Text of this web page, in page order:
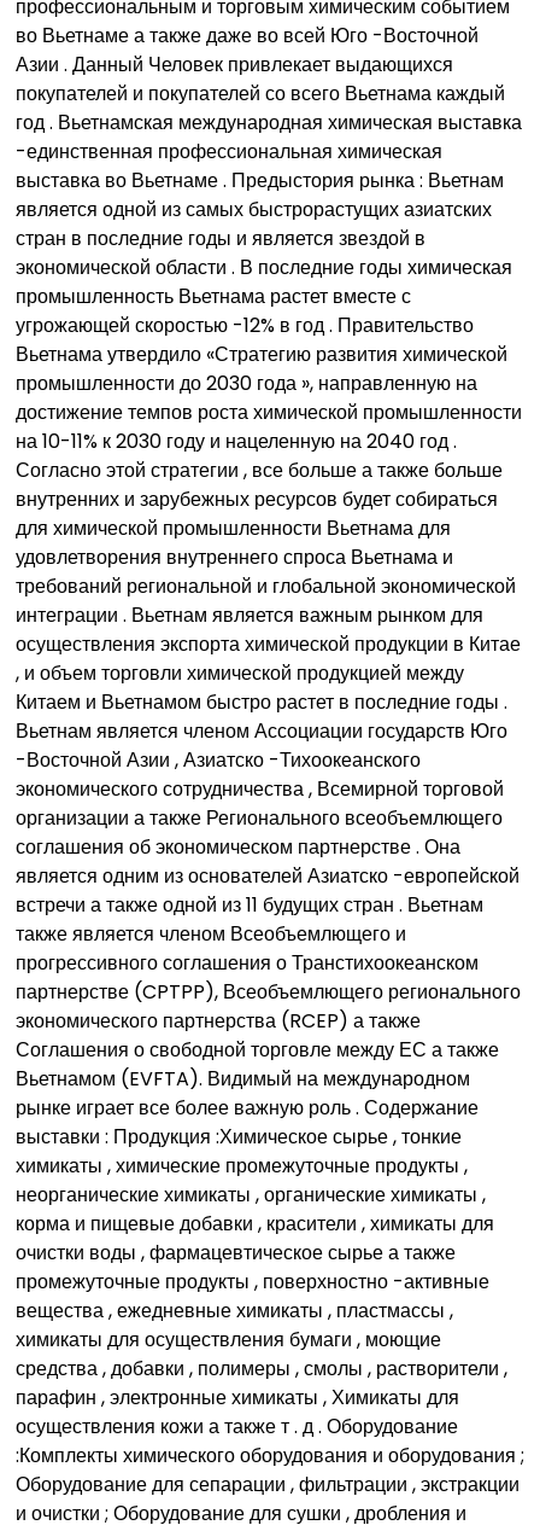
профессиональным и торговым химическим событием
во Вьетнаме а также даже во всей Юго -Восточной
Азии . Данный Человек привлекает выдающихся
покупателей и покупателей со всего Вьетнама каждый
год . Вьетнамская международная химическая выставка
-единственная профессиональная химическая
выставка во Вьетнаме . Предыстория рынка : Вьетнам
является одной из самых быстрорастущих азиатских
стран в последние годы и является звездой в
экономической области . В последние годы химическая
промышленность Вьетнама растет вместе с
угрожающей скоростью -12% в год . Правительство
Вьетнама утвердило «Стратегию развития химической
промышленности до 2030 года », направленную на
достижение темпов роста химической промышленности
на 10-11% к 2030 году и нацеленную на 2040 год .
Согласно этой стратегии , все больше а также больше
внутренних и зарубежных ресурсов будет собираться
для химической промышленности Вьетнама для
удовлетворения внутреннего спроса Вьетнама и
требований региональной и глобальной экономической
интеграции . Вьетнам является важным рынком для
осуществления экспорта химической продукции в Китае
, и объем торговли химической продукцией между
Китаем и Вьетнамом быстро растет в последние годы .
Вьетнам является членом Ассоциации государств Юго
-Восточной Азии , Азиатско -Тихоокеанского
экономического сотрудничества , Всемирной торговой
организации а также Регионального всеобъемлющего
соглашения об экономическом партнерстве . Она
является одним из основателей Азиатско -европейской
встречи а также одной из 11 будущих стран . Вьетнам
также является членом Всеобъемлющего и
прогрессивного соглашения о Транстихоокеанском
партнерстве (CPTPP), Всеобъемлющего регионального
экономического партнерства (RCEP) а также
Соглашения о свободной торговле между ЕС а также
Вьетнамом (EVFTA). Видимый на международном
рынке играет все более важную роль . Содержание
выставки : Продукция :Химическое сырье , тонкие
химикаты , химические промежуточные продукты ,
неорганические химикаты , органические химикаты ,
корма и пищевые добавки , красители , химикаты для
очистки воды , фармацевтическое сырье а также
промежуточные продукты , поверхностно -активные
вещества , ежедневные химикаты , пластмассы ,
химикаты для осуществления бумаги , моющие
средства , добавки , полимеры , смолы , растворители ,
парафин , электронные химикаты , Химикаты для
осуществления кожи а также т . д . Оборудование
:Комплекты химического оборудования и оборудования ;
Оборудование для сепарации , фильтрации , экстракции
и очистки ; Оборудование для сушки , дробления и